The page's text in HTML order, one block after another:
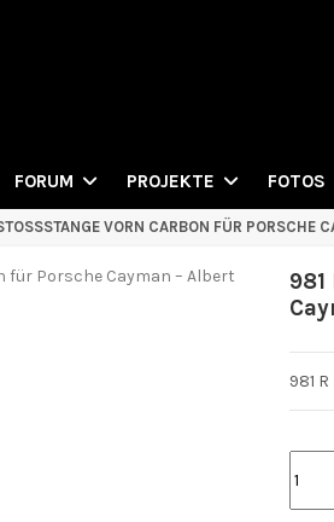
FORUM PROJEKTE FOTOS
VORN CARBON FÜR PORSCHE
981